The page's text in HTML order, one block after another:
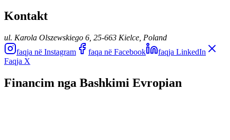
Kontakt
ul. Karola Olszewskiego 6, 25-663 Kielce, Poland
faqja në Instagram
faqa në Facebook
faqja LinkedIn
Faqja X
Financim nga Bashkimi Evropian